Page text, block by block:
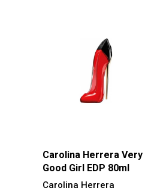
Carolina Herrera Very
Good Girl EDP 80ml
Carolina Herrera